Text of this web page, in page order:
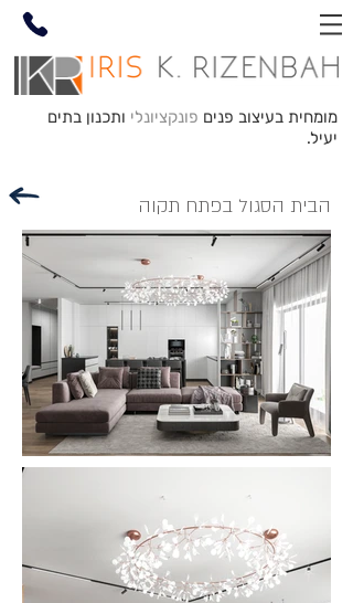
מומחית בעיצוב פנים פונקציונלי ותכנון בתים
יעיל.
הבית הסגול בפתח תקוה